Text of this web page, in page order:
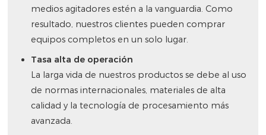
medios agitadores estén a la vanguardia. Como
resultado, nuestros clientes pueden comprar
equipos completos en un solo lugar.
Tasa alta de operación
La larga vida de nuestros productos se debe al uso
de normas internacionales, materiales de alta
calidad y la tecnología de procesamiento más
avanzada.